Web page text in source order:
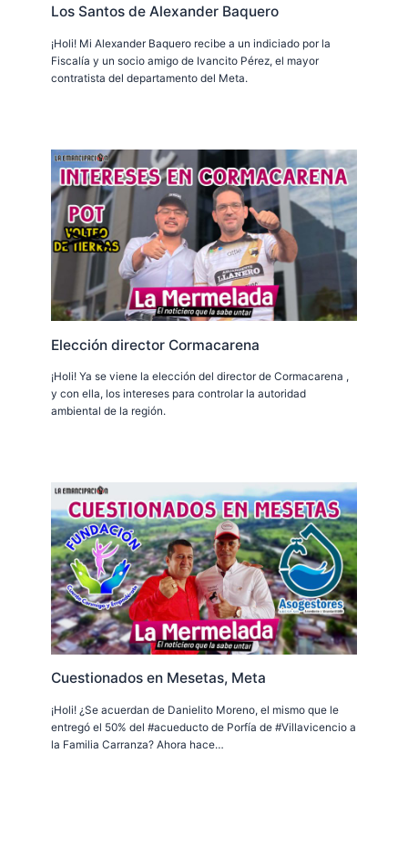
Los Santos de Alexander Baquero
¡Holi! Mi Alexander Baquero recibe a un indiciado por la
Fiscalía y un socio amigo de Ivancito Pérez, el mayor
contratista del departamento del Meta.
Elección director Cormacarena
¡Holi! Ya se viene la elección del director de Cormacarena ,
y con ella, los intereses para controlar la autoridad
ambiental de la región.
Cuestionados en Mesetas, Meta
¡Holi! ¿Se acuerdan de Danielito Moreno, el mismo que le
entregó el 50% del #acueducto de Porfía de #Villavicencio a
la Familia Carranza? Ahora hace…